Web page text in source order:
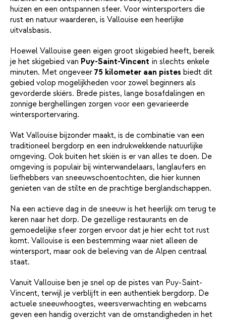
huizen en een ontspannen sfeer. Voor wintersporters die
rust en natuur waarderen, is Vallouise een heerlijke
uitvalsbasis.
Hoewel Vallouise geen eigen groot skigebied heeft, bereik
je het skigebied van Puy-Saint-Vincent in slechts enkele
minuten. Met ongeveer 75 kilometer aan pistes biedt dit
gebied volop mogelijkheden voor zowel beginners als
gevorderde skiërs. Brede pistes, lange bosafdalingen en
zonnige berghellingen zorgen voor een gevarieerde
wintersportervaring.
Wat Vallouise bijzonder maakt, is de combinatie van een
traditioneel bergdorp en een indrukwekkende natuurlijke
omgeving. Ook buiten het skiën is er van alles te doen. De
omgeving is populair bij winterwandelaars, langlaufers en
liefhebbers van sneeuwschoentochten, die hier kunnen
genieten van de stilte en de prachtige berglandschappen.
Na een actieve dag in de sneeuw is het heerlijk om terug te
keren naar het dorp. De gezellige restaurants en de
gemoedelijke sfeer zorgen ervoor dat je hier echt tot rust
komt. Vallouise is een bestemming waar niet alleen de
wintersport, maar ook de beleving van de Alpen centraal
staat.
Vanuit Vallouise ben je snel op de pistes van Puy-Saint-
Vincent, terwijl je verblijft in een authentiek bergdorp. De
actuele sneeuwhoogtes, weersverwachting en webcams
geven een handig overzicht van de omstandigheden in het